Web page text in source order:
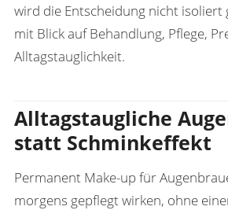
wird die Entscheidung nicht
mit Blick auf Behandlung, Pflege,
Alltagstauglichkeit.
Alltagstaugliche
statt Schminkeffekt
Permanent Make-up für
morgens gepflegt wirken, ohne